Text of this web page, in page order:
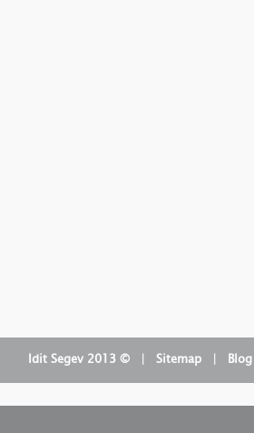
Blog
| ‏
Sitemap
| ‏ © Idit Segev 2013